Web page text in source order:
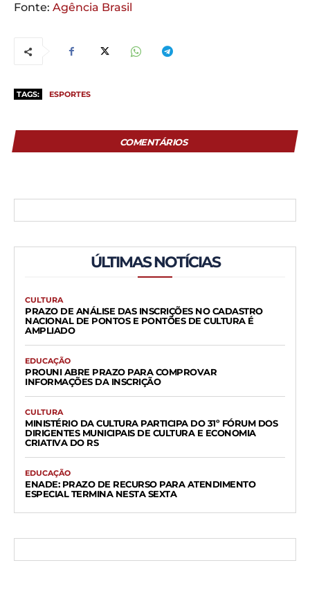
Fonte: Agência Brasil
TAGS: ESPORTES
COMENTÁRIOS
ÚLTIMAS NOTÍCIAS
CULTURA
PRAZO DE ANÁLISE DAS INSCRIÇÕES NO CADASTRO
NACIONAL DE PONTOS E PONTÕES DE CULTURA É
AMPLIADO
EDUCAÇÃO
PROUNI ABRE PRAZO PARA COMPROVAR
INFORMAÇÕES DA INSCRIÇÃO
CULTURA
MINISTÉRIO DA CULTURA PARTICIPA DO 31º FÓRUM DOS
DIRIGENTES MUNICIPAIS DE CULTURA E ECONOMIA
CRIATIVA DO RS
EDUCAÇÃO
ENADE: PRAZO DE RECURSO PARA ATENDIMENTO
ESPECIAL TERMINA NESTA SEXTA